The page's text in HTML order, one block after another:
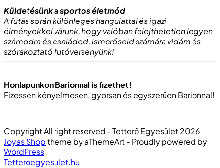
Küldetésünk a sportos életmód
A futás során különleges hangulattal és igazi
élményekkel várunk, hogy valóban felejthetetlen legyen
számodra és családod, ismerőseid számára vidám és
szórakoztató futóversenyünk!
Honlapunkon Barionnal is fizethet!
Fizessen kényelmesen, gyorsan és egyszerűen Barionnal!
Copyright All right reserved - Tetterő Egyesület 2026
Joyas Shoptheme by aThemeArt - Proudly powered by
WordPress.
Tetteroegyesulet.hu